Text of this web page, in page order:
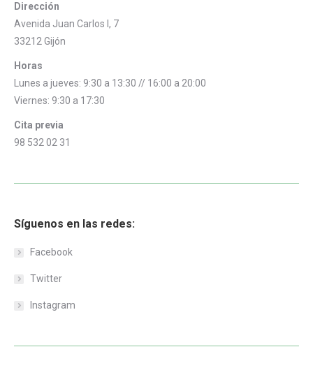
Dirección
Avenida Juan Carlos I, 7
33212 Gijón
Horas
Lunes a jueves: 9:30 a 13:30 // 16:00 a 20:00
Viernes: 9:30 a 17:30
Cita previa
98 532 02 31
Síguenos en las redes:
Facebook
Twitter
Instagram